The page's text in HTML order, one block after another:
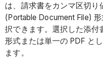
は、請求書をカンマ区切り
(Portable Document File)
択できます。選択した添付
形式または単一の PDF と
ます。